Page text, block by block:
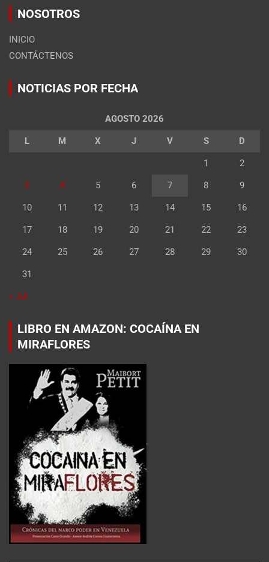
NOSOTROS
INICIO
CONTÁCTENOS
NOTICIAS POR FECHA
AGOSTO 2026
L M X J V S D
1 2
3 4 5 6 7 8 9
10 11 12 13 14 15 16
17 18 19 20 21 22 23
24 25 26 27 28 29 30
31
« Jul
LIBRO EN AMAZON: COCAÍNA EN
MIRAFLORES